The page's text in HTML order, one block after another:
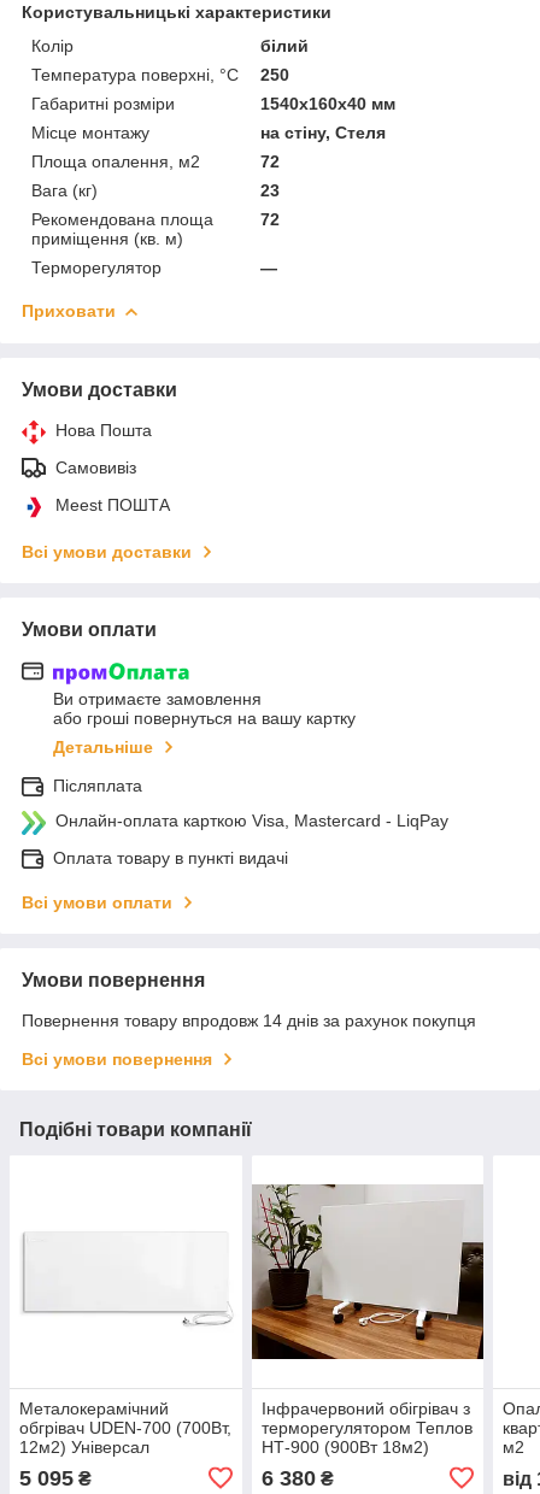
Користувальницькі характеристики
Колір
білий
Температура поверхні, °C
250
Габаритні розміри
1540x160x40 мм
Місце монтажу
на стіну, Стеля
Площа опалення, м2
72
Вага (кг)
23
Рекомендована площа
приміщення (кв. м)
72
Терморегулятор —
Приховати
Умови доставки
Нова Пошта
Самовивіз
Meest ПОШТА
Всі умови доставки
Умови оплати
Ви отримаєте замовлення
або гроші повернуться на вашу картку
Детальніше
Післяплата
Онлайн-оплата карткою Visa, Mastercard - LiqPay
Оплата товару в пункті видачі
Всі умови оплати
Умови повернення
Повернення товару впродовж 14 днів за рахунок покупця
Всі умови повернення
Подібні товари компанії
Металокерамічний
обгрівач UDEN-700 (700Вт,
12м2) Універсал
5 095 ₴
Інфрачервоний обігрівач з
терморегулятором Теплов
НТ-900 (900Вт 18м2)
6 380₴
м2
від